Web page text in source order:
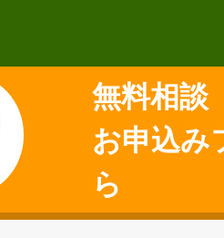
無料相談
お申込み
ら